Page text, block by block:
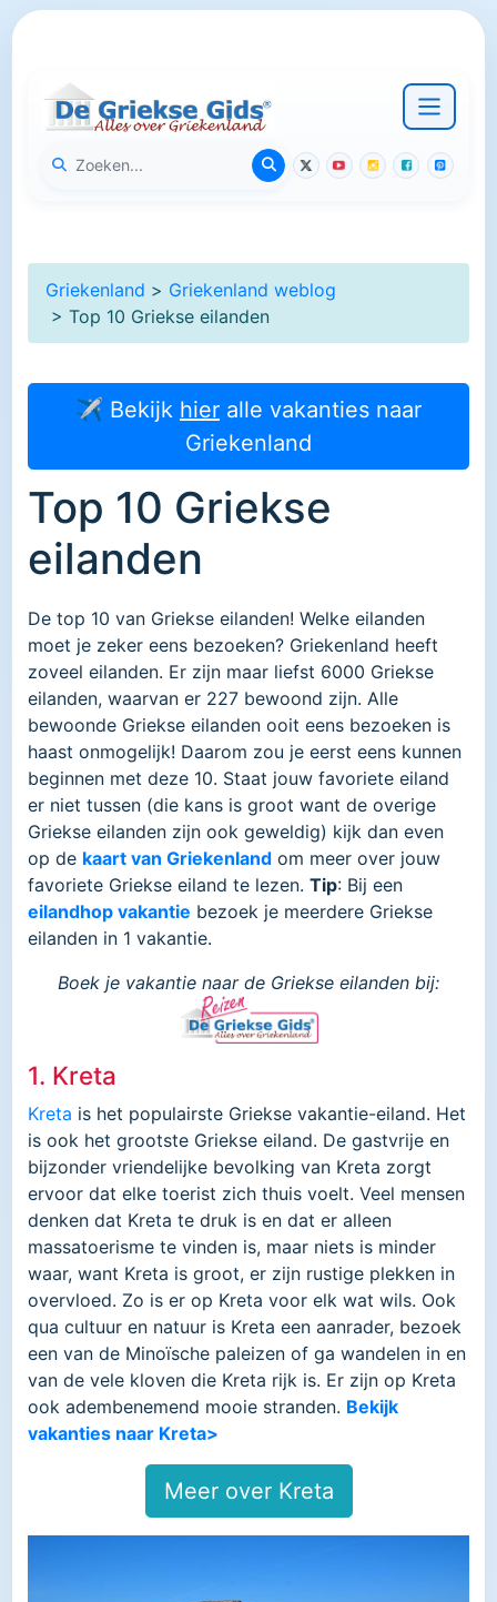
Griekenland > Griekenland weblog
> Top 10 Griekse eilanden
✈ Bekijk hier alle vakanties naar
Griekenland
Top 10 Griekse
eilanden
De top 10 van Griekse eilanden! Welke eilanden
moet je zeker eens bezoeken? Griekenland heeft
zoveel eilanden. Er zijn maar liefst 6000 Griekse
eilanden, waarvan er 227 bewoond zijn. Alle
bewoonde Griekse eilanden ooit eens bezoeken is
haast onmogelijk! Daarom zou je eerst eens kunnen
beginnen met deze 10. Staat jouw favoriete eiland
er niet tussen (die kans is groot want de overige
Griekse eilanden zijn ook geweldig) kijk dan even
op de kaart van Griekenland om meer over jouw
favoriete Griekse eiland te lezen. Tip: Bij een
eilandhop vakantie bezoek je meerdere Griekse
eilanden in 1 vakantie.
Boek je vakantie naar de Griekse eilanden bij:
1. Kreta
Kreta is het populairste Griekse vakantie-eiland. Het
is ook het grootste Griekse eiland. De gastvrije en
bijzonder vriendelijke bevolking van Kreta zorgt
ervoor dat elke toerist zich thuis voelt. Veel mensen
denken dat Kreta te druk is en dat er alleen
massatoerisme te vinden is, maar niets is minder
waar, want Kreta is groot, er zijn rustige plekken in
overvloed. Zo is er op Kreta voor elk wat wils. Ook
qua cultuur en natuur is Kreta een aanrader, bezoek
een van de Minoïsche paleizen of ga wandelen in en
van de vele kloven die Kreta rijk is. Er zijn op Kreta
ook adembenemend mooie stranden. Bekijk
vakanties naar Kreta>
Meer over Kreta